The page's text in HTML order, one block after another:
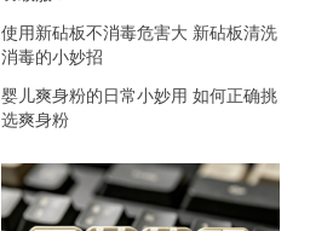
使用新砧板不消毒危害大 新砧板清洗
消毒的小妙招
婴儿爽身粉的日常小妙用 如何正确挑
选爽身粉